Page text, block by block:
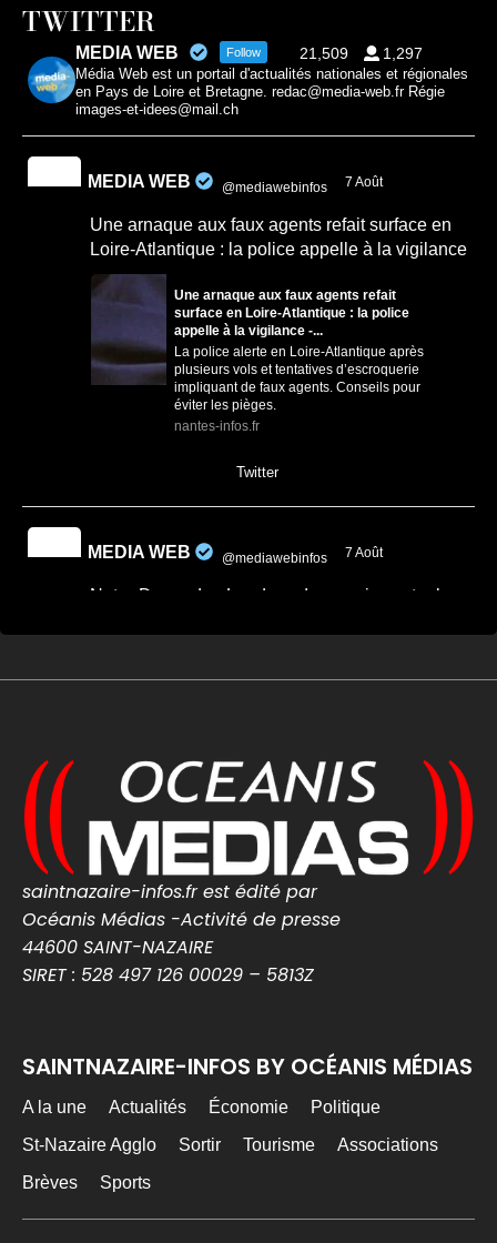
TWITTER
MEDIA WEB Follow 21,509 1,297
Média Web est un portail d'actualités nationales et régionales
en Pays de Loire et Bretagne. redac@media-web.fr Régie
images-et-idees@mail.ch
MEDIA WEB @mediawebinfos 7 Août
Une arnaque aux faux agents refait surface en
Loire-Atlantique : la police appelle à la vigilance
Une arnaque aux faux agents refait
surface en Loire-Atlantique : la police
appelle à la vigilance -...
La police alerte en Loire-Atlantique après
plusieurs vols et tentatives d’escroquerie
impliquant de faux agents. Conseils pour
éviter les pièges.
nantes-infos.fr
Twitter
MEDIA WEB @mediawebinfos 7 Août
Notre-Dame-des-Landes : des semis contre le
contre le projet de CRA de Nantes -
l’utilisation de terres de l’ex-Zad po...
nantes-infos.fr
0 0 Twitter
@mediawebinfos
Le chômage repart à la hausse et atteint un
niveau inédit depuis la crise du Covid
Le taux de chômage atteint 8,3 % en France
au deuxième trimestre, son niveau le plus
élevé depuis la crise ...
saintnazaire-infos.fr est édité par
Océanis Médias -Activité de presse
44600 SAINT-NAZAIRE
SIRET : 528 497 126 00029 – 5813Z
SAINTNAZAIRE-INFOS BY OCÉANIS MÉDIAS
A la une Actualités Économie
Politique
St-Nazaire Agglo
Sortir Tourisme
Associations
Brèves
Sports